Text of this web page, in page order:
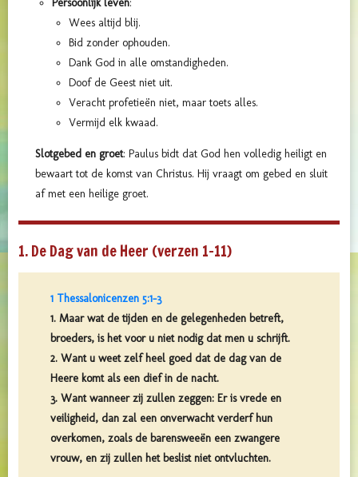
Wees altijd blij.
Bid zonder ophouden.
Dank God in alle omstandigheden.
Doof de Geest niet uit.
Veracht profetieën niet, maar toets alles.
Vermijd elk kwaad.
Slotgebed en groet: Paulus bidt dat God hen volledig heiligt en
bewaart tot de komst van Christus. Hij vraagt om gebed en sluit
af met een heilige groet.
1. De Dag van de Heer (verzen 1–11)
1 Thessalonicenzen 5:1-3
1. Maar wat de tijden en de gelegenheden betreft,
broeders, is het voor u niet nodig dat men u schrijft.
2. Want u weet zelf heel goed dat de dag van de
Heere komt als een dief in de nacht.
3. Want wanneer zij zullen zeggen: Er is vrede en
veiligheid, dan zal een onverwacht verderf hun
overkomen, zoals de barensweeën een zwangere
vrouw, en zij zullen het beslist niet ontvluchten.